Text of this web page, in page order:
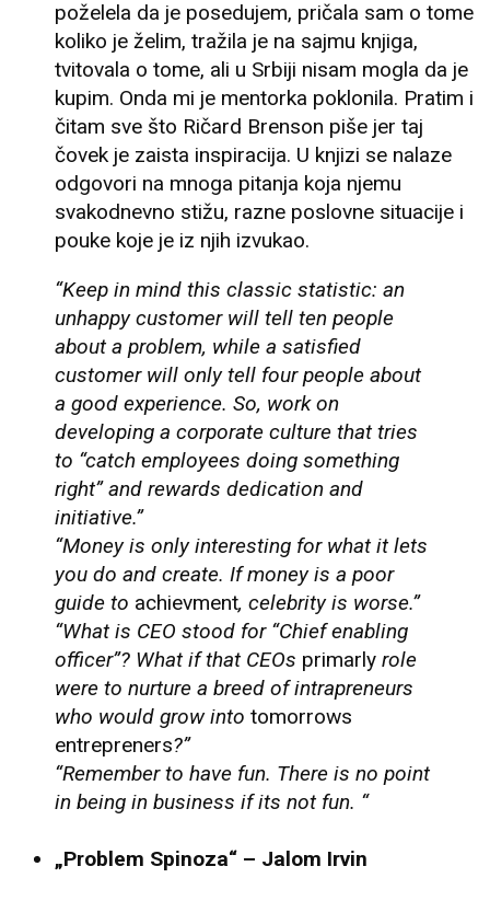
poželela da je posedujem, pričala sam o tome
koliko je želim, tražila je na sajmu knjiga,
tvitovala o tome, ali u Srbiji nisam mogla da je
kupim. Onda mi je mentorka poklonila. Pratim i
čitam sve što Ričard Brenson piše jer taj
čovek je zaista inspiracija. U knjizi se nalaze
odgovori na mnoga pitanja koja njemu
svakodnevno stižu, razne poslovne situacije i
pouke koje je iz njih izvukao.
“Keep in mind this classic statistic: an
unhappy customer will tell ten people
about a problem, while a satisfied
customer will only tell four people about
a good experience. So, work on
developing a corporate culture that tries
to “catch employees doing something
right” and rewards dedication and
initiative.”
“Money is only interesting for what it lets
you do and create. If money is a poor
guide to achievment, celebrity is worse.”
“What is CEO stood for “Chief enabling
officer”? What if that CEOs primarly role
were to nurture a breed of intrapreneurs
who would grow into tomorrows
entrepreners?”
“Remember to have fun. There is no point
in being in business if its not fun. “
„Problem Spinoza“ – Jalom Irvin